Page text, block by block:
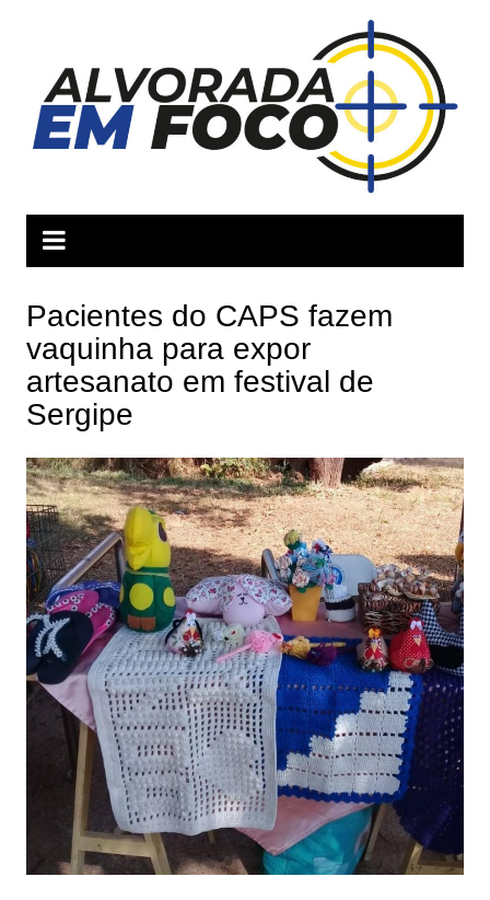
conteúdo
Pacientes do CAPS fazem
vaquinha para expor
artesanato em festival de
Sergipe